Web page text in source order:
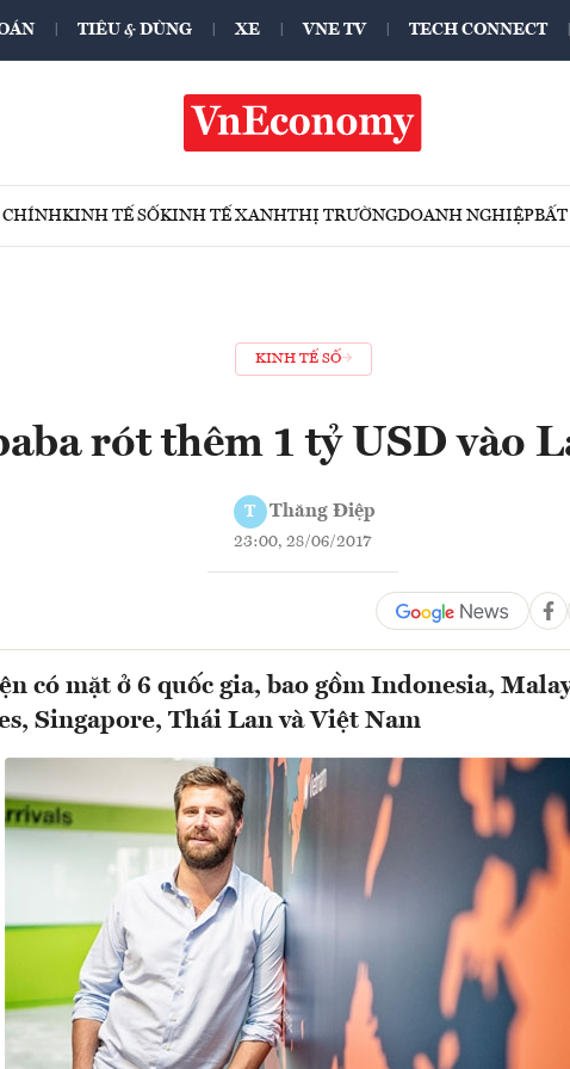
TIÊU & DÙNG XE VNE TV TECH CONNECT
KINH TẾ SỐKINH TẾ XANHTHỊ TRƯỜNGDOANH NGHIỆPBẤT
KINH TẾ SỐ
rót thêm 1 tỷ USD vào
T Thăng Điệp
23:00, 28/06/2017
có mặt ở 6 quốc gia, bao gồm Indonesia,
Singapore, Thái Lan và Việt Nam